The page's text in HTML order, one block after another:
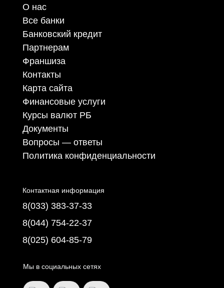
О нас
Все банки
Банковский кредит
Партнерам
Франшиза
Контакты
Карта сайта
Финансовые услуги
Курсы валют РБ
Документы
Вопросы — ответы
Политика конфиденциальности
Контактная информация
8(033) 383-37-33
8(044) 754-22-37
8(025) 604-85-79
Мы в социальных сетях